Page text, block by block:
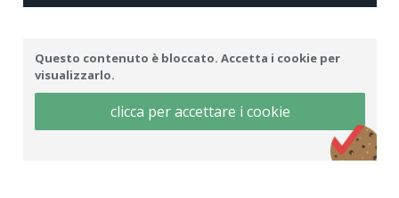
Questo contenuto è bloccato. Accetta i cookie per
visualizzarlo.
clicca per accettare i cookie